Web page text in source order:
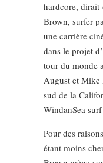
hardcore,
Brown, surfer
une carrière
dans le projet
tour du monde
August et Mike
sud de la
WindanSea
Pour des
étant moins